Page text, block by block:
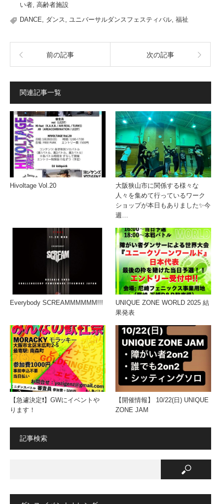
い者 高齢者施設
DANCE
ダンス ユニバーサルダンスフェスティバル 福祉
前の記事 次の記事
関連記事一覧
Hivoltage Vol.20
大阪狭山市に関係する様々な
人々を集めて行っているワーク
ショップが本日もありました✨今
週…
Everybody SCREAMMMMMM!!!
UNIQUE ZONE WORLD 2025 結
果発表
【急遽決定❗️】GWにイベントや
ります！
【開催情報】 10/22(日) UNIQUE
ZONE JAM
記事検索